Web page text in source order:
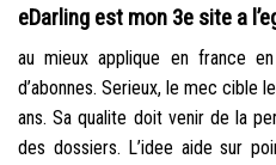
eDarling est mon 3e site a
au mieux applique en france
d’abonnes. Serieux, le mec cible
ans. Sa qualite doit venir de la
des dossiers. L’idee aide sur